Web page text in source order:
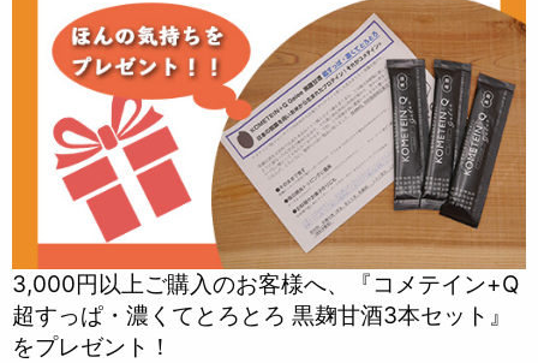
3,000円以上ご購入のお客様へ、『コメテイン+Q
超すっぱ・濃くてとろとろ 黒麹甘酒3本セット』
をプレゼント！